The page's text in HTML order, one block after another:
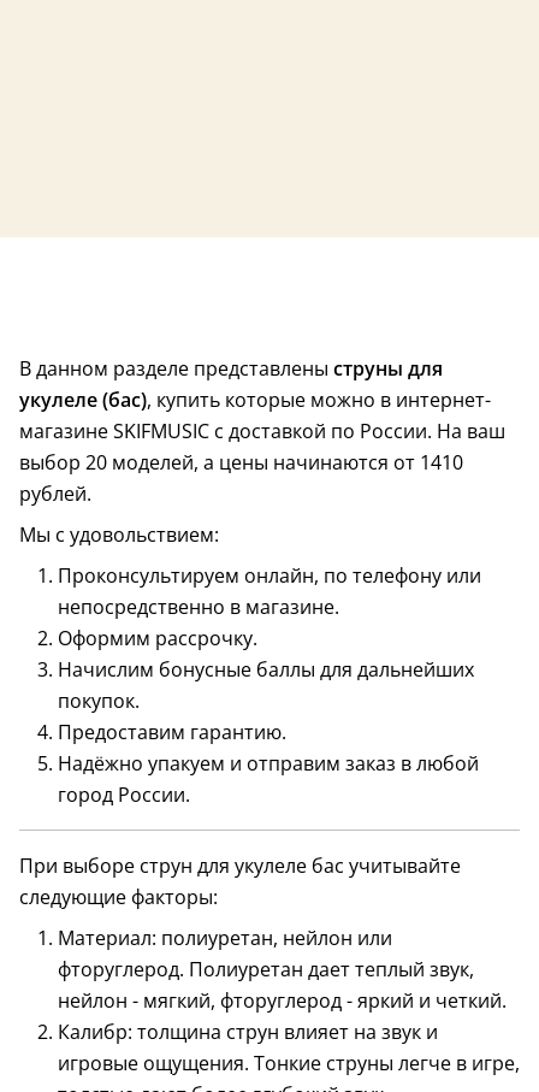
США
В данном разделе представлены струны для
укулеле (бас), купить которые можно в интернет-
магазине SKIFMUSIC с доставкой по России. На ваш
выбор 20 моделей, а цены начинаются от 1410
рублей.
Мы с удовольствием:
Проконсультируем онлайн, по телефону или
непосредственно в магазине.
Оформим рассрочку.
Начислим бонусные баллы для дальнейших
покупок.
Предоставим гарантию.
Надёжно упакуем и отправим заказ в любой
город России.
При выборе струн для укулеле бас учитывайте
следующие факторы:
Материал: полиуретан, нейлон или
фторуглерод. Полиуретан дает теплый звук,
нейлон - мягкий, фторуглерод - яркий и четкий.
Калибр: толщина струн влияет на звук и
игровые ощущения. Тонкие струны легче в игре,